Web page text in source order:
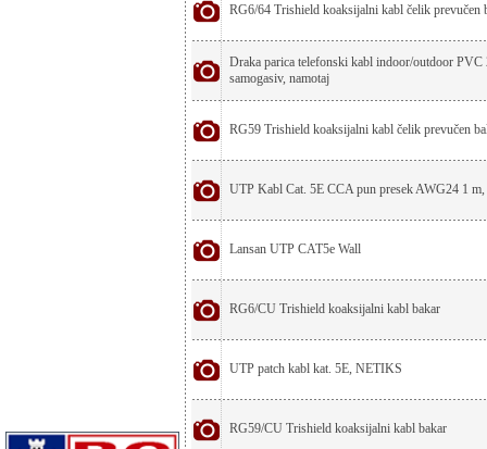
RG6/64 Trishield koaksijalni kabl čelik prevučen
Draka parica telefonski kabl indoor/outdoor
samogasiv, namotaj
RG59 Trishield koaksijalni kabl čelik prevučen
UTP Kabl Cat. 5E CCA pun presek AWG24 1
Lansan UTP CAT5e Wall
RG6/CU Trishield koaksijalni kabl bakar
UTP patch kabl kat. 5E, NETIKS
RG59/CU Trishield koaksijalni kabl bakar